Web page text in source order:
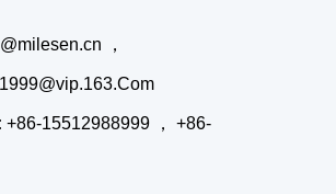
，
+86-15512988999 ， +86-